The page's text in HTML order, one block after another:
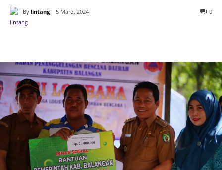
By lintang 5 Maret 2024 0